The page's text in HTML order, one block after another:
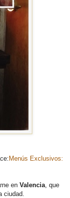
Menús Exclusivos:
en Valencia , que
ciudad.